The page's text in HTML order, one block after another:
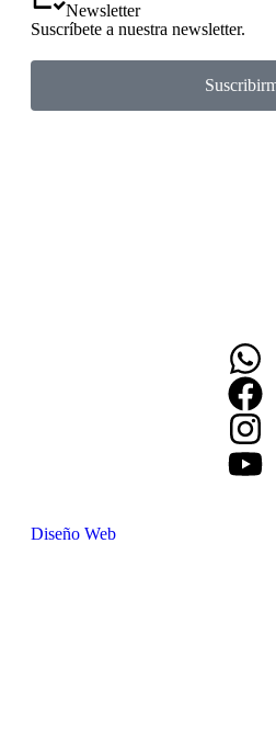
Newsletter
Suscríbete a nuestra newsletter.
Diseño Web